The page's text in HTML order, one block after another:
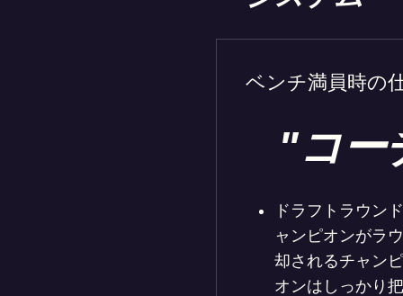
ベンチ満員時の
"コー
ドラフトラウン
ャンピオンがラ
却されるチャン
オンはしっかり